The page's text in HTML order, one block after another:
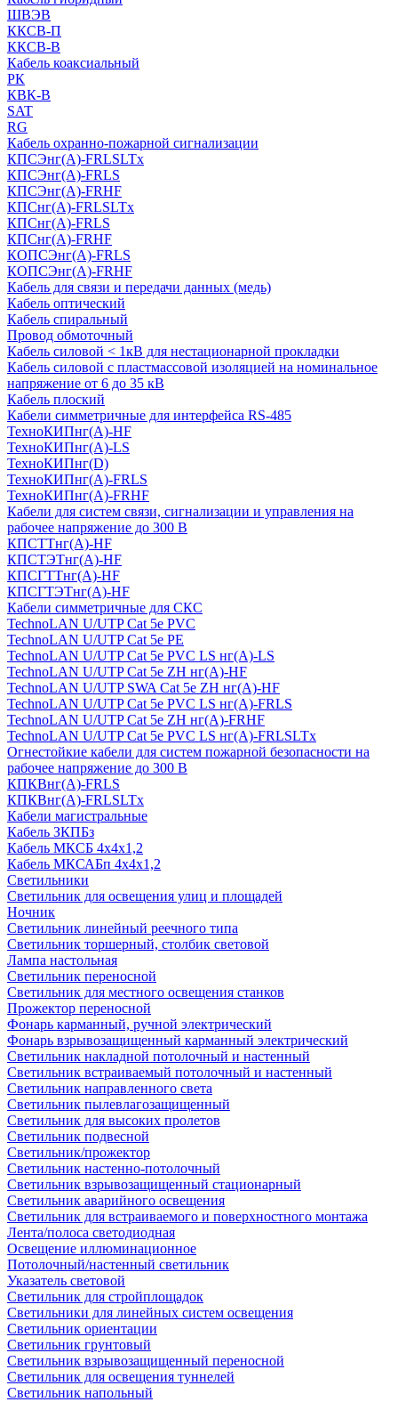
ШВЭВ
ККСВ-П
ККСВ-В
Кабель коаксиальный
РК
КВК-В
SAT
RG
Кабель охранно-пожарной сигнализации
КПСЭнг(А)-FRLSLTx
КПСЭнг(А)-FRLS
КПСЭнг(А)-FRHF
КПСнг(А)-FRLSLTx
КПСнг(А)-FRLS
КПСнг(А)-FRHF
КОПСЭнг(А)-FRLS
КОПСЭнг(А)-FRHF
Кабель для связи и передачи данных (медь)
Кабель оптический
Кабель спиральный
Провод обмоточный
Кабель силовой < 1кВ для нестационарной прокладки
Кабель силовой с пластмассовой изоляцией на номинальное
напряжение от 6 до 35 кВ
Кабель плоский
Кабели симметричные для интерфейса RS-485
ТеxноКИПнг(A)-HF
ТеxноКИПнг(A)-LS
ТеxноКИПнг(D)
ТехноКИПнг(A)-FRLS
ТехноКИПнг(A)-FRHF
Кабели для систем связи, сигнализации и управления на
рабочее напряжение до 300 В
КПСТТнг(A)-HF
КПСТЭТнг(A)-HF
КПСГТТнг(A)-HF
КПСГТЭТнг(A)-HF
Кабели симметричные для СКС
TechnoLAN U/UTP Cat 5e PVC
TechnoLAN U/UTP Cat 5e PE
TechnoLAN U/UTP Cat 5e PVC LS нг(A)-LS
TechnoLAN U/UTP Cat 5e ZH нг(A)-HF
TechnoLAN U/UTP SWA Cat 5e ZH нг(A)-HF
TechnoLAN U/UTP Cat 5e PVC LS нг(A)-FRLS
TechnoLAN U/UTP Cat 5e ZH нг(A)-FRHF
TechnoLAN U/UTP Cat 5e PVC LS нг(A)-FRLSLTx
Огнестойкие кабели для систем пожарной безопасности на
рабочее напряжение до 300 В
КПКВнг(A)-FRLS
КПКВнг(A)-FRLSLTx
Кабели магистральные
Кабель ЗКПБз
Кабель МКСБ 4х4х1,2
Кабель МКСАБп 4х4х1,2
Светильники
Светильник для освещения улиц и площадей
Ночник
Светильник линейный реечного типа
Светильник торшерный, столбик световой
Лампа настольная
Светильник переносной
Светильник для местного освещения станков
Прожектор переносной
Фонарь карманный, ручной электрический
Фонарь взрывозащищенный карманный электрический
Светильник накладной потолочный и настенный
Светильник встраиваемый потолочный и настенный
Светильник направленного света
Светильник пылевлагозащищенный
Светильник для высоких пролетов
Светильник подвесной
Светильник/прожектор
Светильник настенно-потолочный
Светильник взрывозащищенный стационарный
Светильник аварийного освещения
Светильник для встраиваемого и поверхностного монтажа
Лента/полоса светодиодная
Освещение иллюминационное
Потолочный/настенный светильник
Указатель световой
Светильник для стройплощадок
Светильники для линейных систем освещения
Светильник ориентации
Светильник грунтовый
Светильник взрывозащищенный переносной
Светильник для освещения туннелей
Светильник напольный